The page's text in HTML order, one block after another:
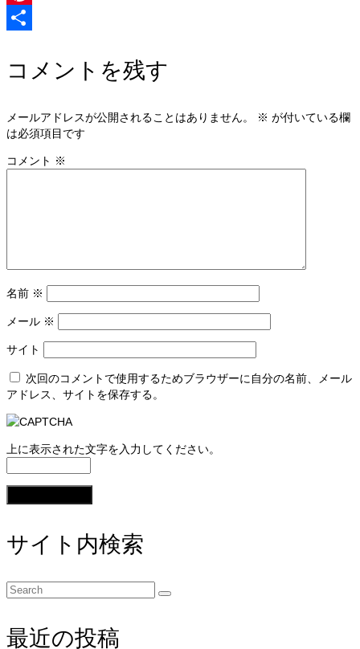
Pinterest
有
コメントを残す
メールアドレスが公開されることはありません。 ※ が付いている欄
は必須項目です
コメント ※
名前 ※
メール ※
サイト
次回のコメントで使用するためブラウザーに自分の名前、メール
アドレス、サイトを保存する。
上に表示された文字を入力してください。
サイト内検索
Search
最近の投稿